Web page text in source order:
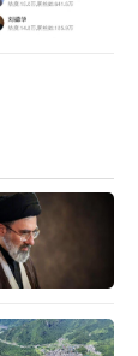
理问我是
大碍，
手机，